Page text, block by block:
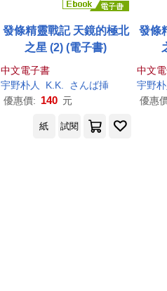
發條精靈戰記 天鏡的極北
之星 (2) (電子書)
中文電子書
宇野朴人 K.K.
さんば挿
優惠價: 140 元
發條
中文
宇野朴
優惠
紙 試閱